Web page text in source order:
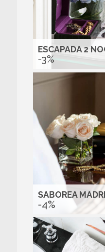
ESCAPADA 2
-3%
SABOREA
-4%